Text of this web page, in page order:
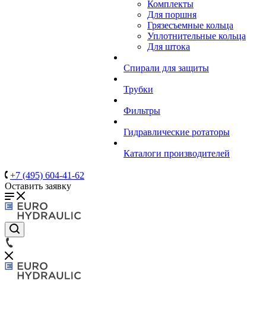
Комплекты
Для поршня
Грязесъемные кольца
Уплотнительные кольца
Для штока
Спирали для защиты
Трубки
Фильтры
Гидравлические ротаторы
Каталоги производителей
+7 (495) 604-41-62
Оставить заявку